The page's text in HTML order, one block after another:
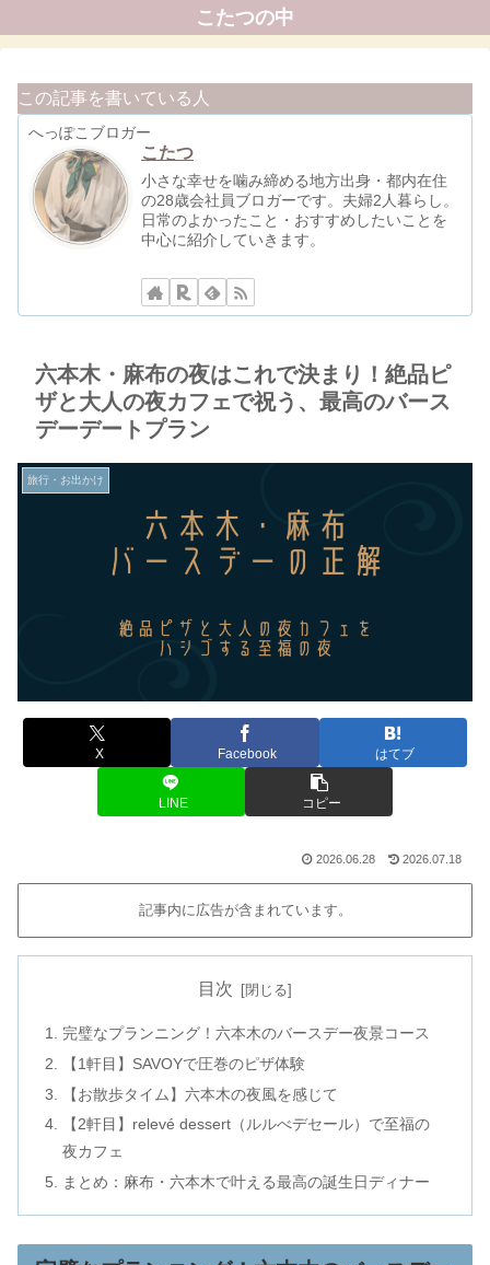
こたつの中
この記事を書いている人
へっぽこブロガー
こたつ
小さな幸せを噛み締める地方出身・都内在住
の28歳会社員ブロガーです。夫婦2人暮らし。
日常のよかったこと・おすすめしたいことを
中心に紹介していきます。
六本木・麻布の夜はこれで決まり！絶品ピ
ザと大人の夜カフェで祝う、最高のバース
デーデートプラン
旅行・お出かけ
X Facebook はてブ
LINE コピー
2026.06.28 2026.07.18
記事内に広告が含まれています。
目次
完璧なプランニング！六本木のバースデー夜景コース
【1軒目】SAVOYで圧巻のピザ体験
【お散歩タイム】六本木の夜風を感じて
【2軒目】relevé dessert（ルルべデセール）で至福の
夜カフェ
まとめ：麻布・六本木で叶える最高の誕生日ディナー